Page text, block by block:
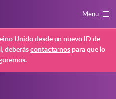
Menu
Unido desde un nuevo ID de
deberáscontactarnospara que lo